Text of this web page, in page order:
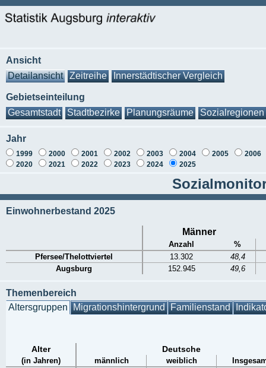
Ansicht
Detailansicht
Zeitreihe Innerstädtischer Vergleich
Gebietseinteilung
Gesamtstadt
Stadtbezirke Planungsräume Sozialregionen
Jahr
1999 2000 2001 2002 2003 2004 2005
2006
2020
2021 2022 2023 2024 2025
Einwohnerbestand 2025
Männer
Anzahl
%
Pfersee/Thelottviertel
13.302
48,4
Augsburg
152.945 49,6
Themenbereich
Altersgruppen Migrationshintergrund Familienstand
Alter Deutsche
(in Jahren) männlich weiblich